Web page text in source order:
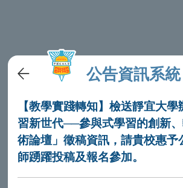
公告資訊系統
【教學實踐轉知】檢送靜宜大
習新世代──參與式學習的創新
術論壇」徵稿資訊，請貴校惠予
師踴躍投稿及報名參加。